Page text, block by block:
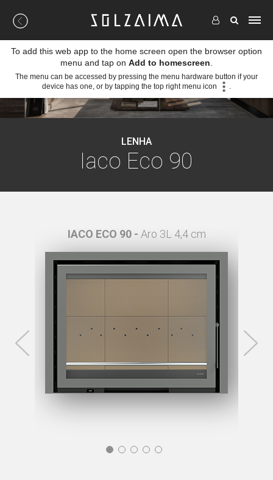
LENHA
Iaco Eco 90
IACO ECO 90 - Aro 3L 4,4 cm
To add this web app to the home screen open the browser option
menu and tap on Add to homescreen
The menu can be accessed by pressing the menu hardware button if your
device has one, or by tapping the top right menu icon
.